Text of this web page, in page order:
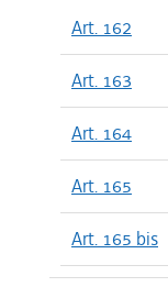
Art. 162
Art. 163
Art. 164
Art. 165
Art. 165 bis